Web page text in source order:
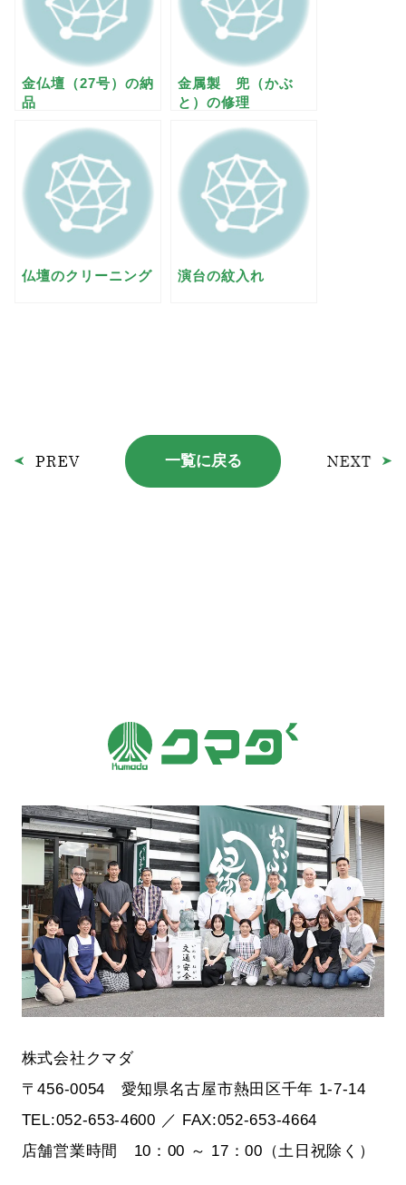
金仏壇（27号）の納
品
金属製 兜（かぶ
と）の修理
仏壇のクリーニング 演台の紋入れ
一覧に戻る
株式会社クマダ
〒456-0054 愛知県名古屋市熱田区千年 1-7-14
TEL:052-653-4600 ／ FAX:052-653-4664
店舗営業時間 10：00 ～ 17：00（土日祝除く）